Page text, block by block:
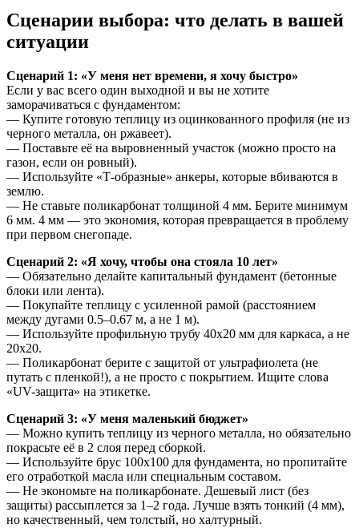
Сценарии выбора: что делать в вашей
ситуации
Сценарий 1: «У меня нет времени, я хочу быстро»
Если у вас всего один выходной и вы не хотите
заморачиваться с фундаментом:
— Купите готовую теплицу из оцинкованного профиля (не из
черного металла, он ржавеет).
— Поставьте её на выровненный участок (можно просто на
газон, если он ровный).
— Используйте «Т-образные» анкеры, которые вбиваются в
землю.
— Не ставьте поликарбонат толщиной 4 мм. Берите минимум
6 мм. 4 мм — это экономия, которая превращается в проблему
при первом снегопаде.
Сценарий 2: «Я хочу, чтобы она стояла 10 лет»
— Обязательно делайте капитальный фундамент (бетонные
блоки или лента).
— Покупайте теплицу с усиленной рамой (расстоянием
между дугами 0.5–0.67 м, а не 1 м).
— Используйте профильную трубу 40х20 мм для каркаса, а не
20х20.
— Поликарбонат берите с защитой от ультрафиолета (не
путать с пленкой!), а не просто с покрытием. Ищите слова
«UV-защита» на этикетке.
Сценарий 3: «У меня маленький бюджет»
— Можно купить теплицу из черного металла, но обязательно
покрасьте её в 2 слоя перед сборкой.
— Используйте брус 100х100 для фундамента, но пропитайте
его отработкой масла или специальным составом.
— Не экономьте на поликарбонате. Дешевый лист (без
защиты) рассыплется за 1–2 года. Лучше взять тонкий (4 мм),
но качественный, чем толстый, но халтурный.